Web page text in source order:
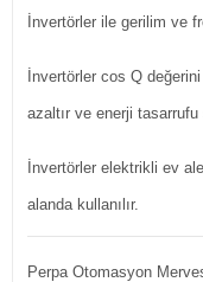
İnvertörler ile gerilim ve
İnvertörler cos Q
azaltır ve enerji tasarrufu
İnvertörler elektrikli ev
alanda kullanılır.
Perpa Otomasyon